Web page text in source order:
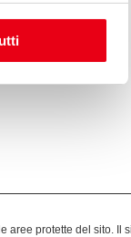
aree protette del sito. Il